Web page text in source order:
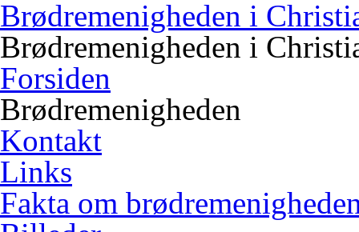
Brødremenigheden i
Brødremenigheden i
Forsiden
Brødremenigheden
Kontakt
Links
Fakta om